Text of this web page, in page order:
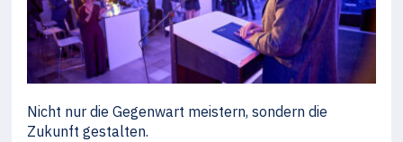
Nicht nur die Gegenwart meistern, sondern die
Zukunft gestalten.